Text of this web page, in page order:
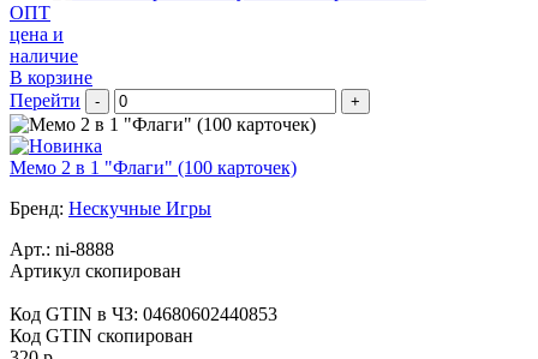
ОПТ
цена и
наличие
В корзине
Перейти
- +
Мемо 2 в 1 "Флаги" (100 карточек)
Бренд: Нескучные Игры
Арт.: ni-8888
Артикул скопирован
Код GTIN в ЧЗ: 04680602440853
Код GTIN скопирован